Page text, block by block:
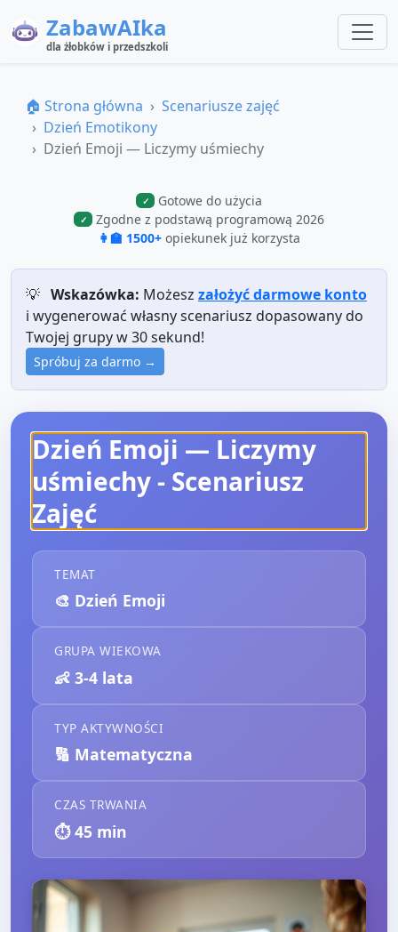
ZabawAIka
dla żłobków i przedszkoli
🏠 Strona główna
Scenariusze zajęć
Dzień Emotikony
Dzień Emoji — Liczymy uśmiechy
✓ Gotowe do użycia
✓
Zgodne z podstawą programową 2026
👩‍🏫 1500+ opiekunek już korzysta
💡 Wskazówka: Możesz założyć darmowe konto
i wygenerować własny scenariusz dopasowany do
Twojej grupy w 30 sekund!
Spróbuj za darmo →
Dzień Emoji — Liczymy
uśmiechy- Scenariusz
Zajęć
TEMAT
🎨 Dzień Emoji
GRUPA WIEKOWA
👶 3-4 lata
TYP AKTYWNOŚCI
🔢 Matematyczna
CZAS TRWANIA
⏱️45 min